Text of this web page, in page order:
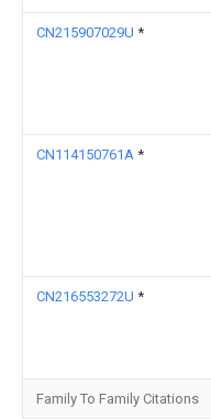
CN215907029U *
CN114150761A *
CN216553272U *
Family To Family Citations